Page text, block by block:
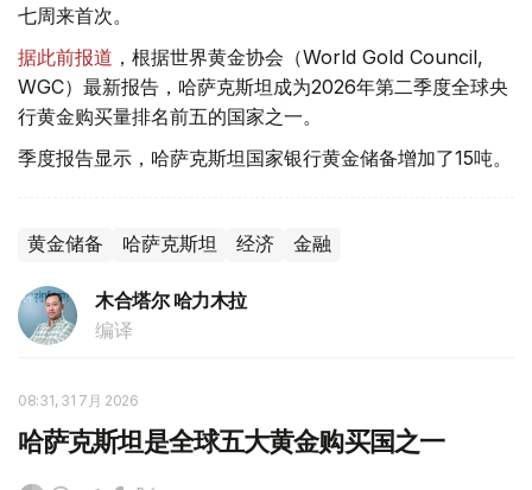
七周来首次。
据此前报道 ，根据世界黄金协会（World Gold Council,
WGC）最新报告，哈萨克斯坦成为2026年第二季度全球央
行黄金购买量排名前五的国家之一。
季度报告显示，哈萨克斯坦国家银行黄金储备增加了15吨。
黄金储备 哈萨克斯坦 经济 金融
木合塔尔 哈力木拉
编译
08:31, 31 7月 2026
哈萨克斯坦是全球五大黄金购买国之一